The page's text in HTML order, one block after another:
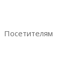
Посетителям